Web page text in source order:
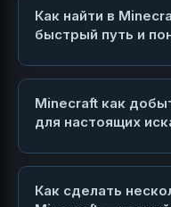
Как найти в
быстрый путь и
Minecraft как
для настоящих
Как сделать